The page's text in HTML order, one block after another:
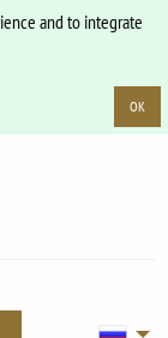
and to integrate
OK